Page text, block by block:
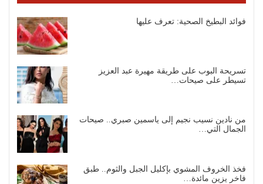
فوائد البطيخ الصحية: تعرف عليها
تسريحة البوب على طريقة مهيرة عبد العزيز
تسيطر على صيحات…
من نادين نسيب نجيم إلى ياسمين صبري.. صيحات
الجمال التي…
فخذ الخروف المشوي بإكليل الجبل والثوم.. طبق
فاخر يزين مائدة…